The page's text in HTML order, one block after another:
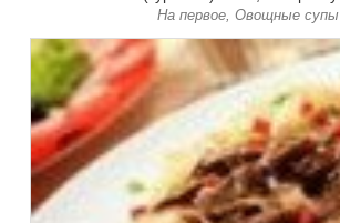
На первое, Овощные супы